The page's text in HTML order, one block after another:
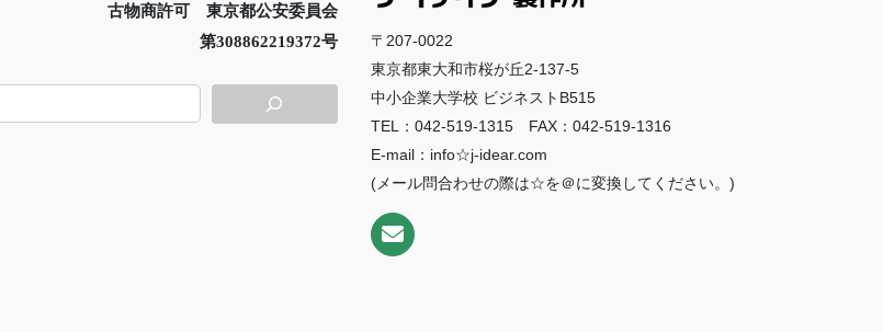
古物商許可 東京都公安委員会
第308862219372号
〒207-0022
東京都東大和市桜が丘2-137-5
中小企業大学校 ビジネストB515
TEL：042-519-1315 FAX：042-519-1316
E-mail：info☆j-idear.com
(メール問合わせの際は☆を＠に変換してください。)